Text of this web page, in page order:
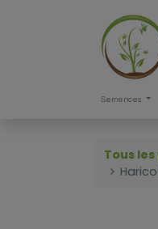
Semences
Tous